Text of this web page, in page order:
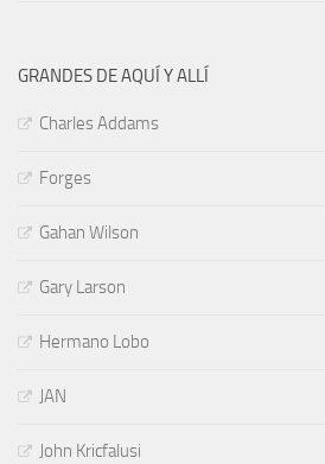
GRANDES DE AQUÍ Y ALLÍ
Charles Addams
Forges
Gahan Wilson
Gary Larson
Hermano Lobo
JAN
John Kricfalusi